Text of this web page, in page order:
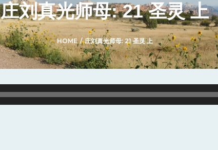
庄刘真光师母: 21 圣灵 上
HOME/庄刘真光师母: 21 圣灵 上